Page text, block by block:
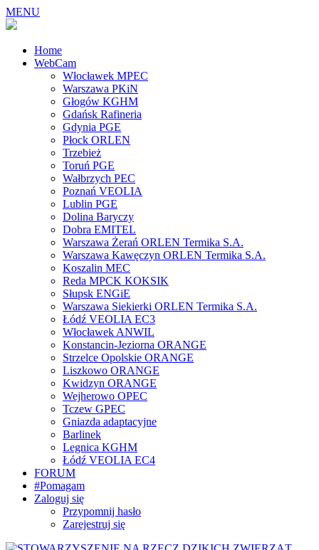
MENU
Home
WebCam
Włocławek MPEC
Warszawa PKiN
Głogów KGHM
Gdańsk Rafineria
Gdynia PGE
Płock ORLEN
Trzebież
Toruń PGE
Wałbrzych PEC
Poznań VEOLIA
Lublin PGE
Dolina Baryczy
Dobra EMITEL
Warszawa Żerań ORLEN Termika S.A.
Warszawa Kawęczyn ORLEN Termika S.A.
Koszalin MEC
Reda MPCK KOKSIK
Słupsk ENGiE
Warszawa Siekierki ORLEN Termika S.A.
Łódź VEOLIA EC3
Włocławek ANWIL
Konstancin-Jeziorna ORANGE
Strzelce Opolskie ORANGE
Liszkowo ORANGE
Kwidzyn ORANGE
Wejherowo OPEC
Tczew GPEC
Gniazda adaptacyjne
Barlinek
Legnica KGHM
Łódź VEOLIA EC4
FORUM
#Pomagam
Zaloguj się
Przypomnij hasło
Zarejestruj się